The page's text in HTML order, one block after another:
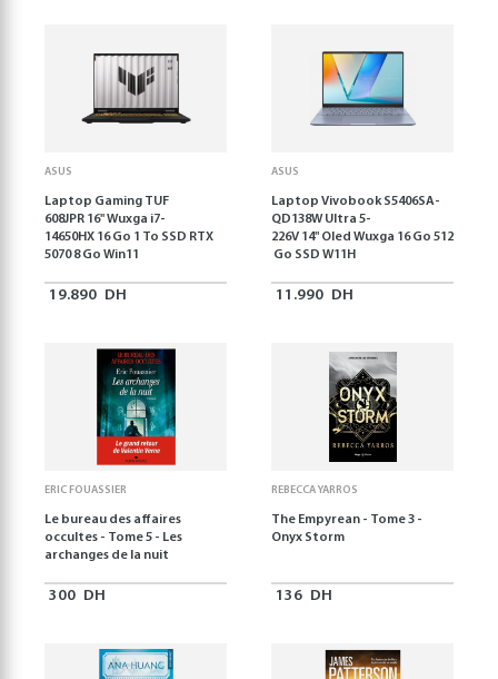
ASUS
Laptop Gaming TUF
608JPR 16'' Wuxga i7-
14650HX 16 Go 1 To SSD RTX
5070 8 Go Win11
19.890 DH
ASUS
Laptop Vivobook S5406SA-
QD138W Ultra 5-
226V 14" Oled Wuxga 16 Go 512
Go SSD W11H
11.990 DH
ERIC FOUASSIER
Le bureau des affaires
occultes - Tome 5 - Les
archanges de la nuit
300 DH
REBECCA YARROS
The Empyrean - Tome 3 -
Onyx Storm
136 DH